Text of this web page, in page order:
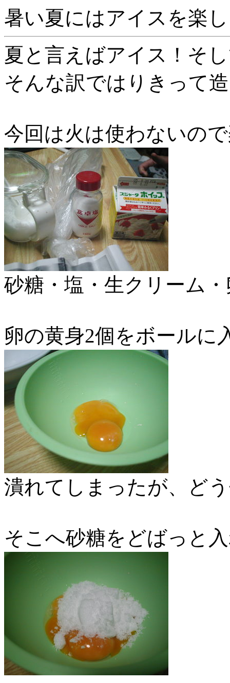
暑い夏にはアイスを楽
夏と言えばアイス！そ
そんな訳ではりきって
今回は火は使わないの
砂糖・塩・生クリーム
卵の黄身2個をボールに
潰れてしまったが、ど
そこへ砂糖をどばっと